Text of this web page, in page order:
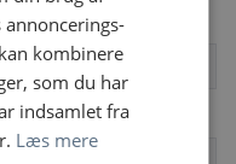
kombinere
som du har
indsamlet fra
Læs mere